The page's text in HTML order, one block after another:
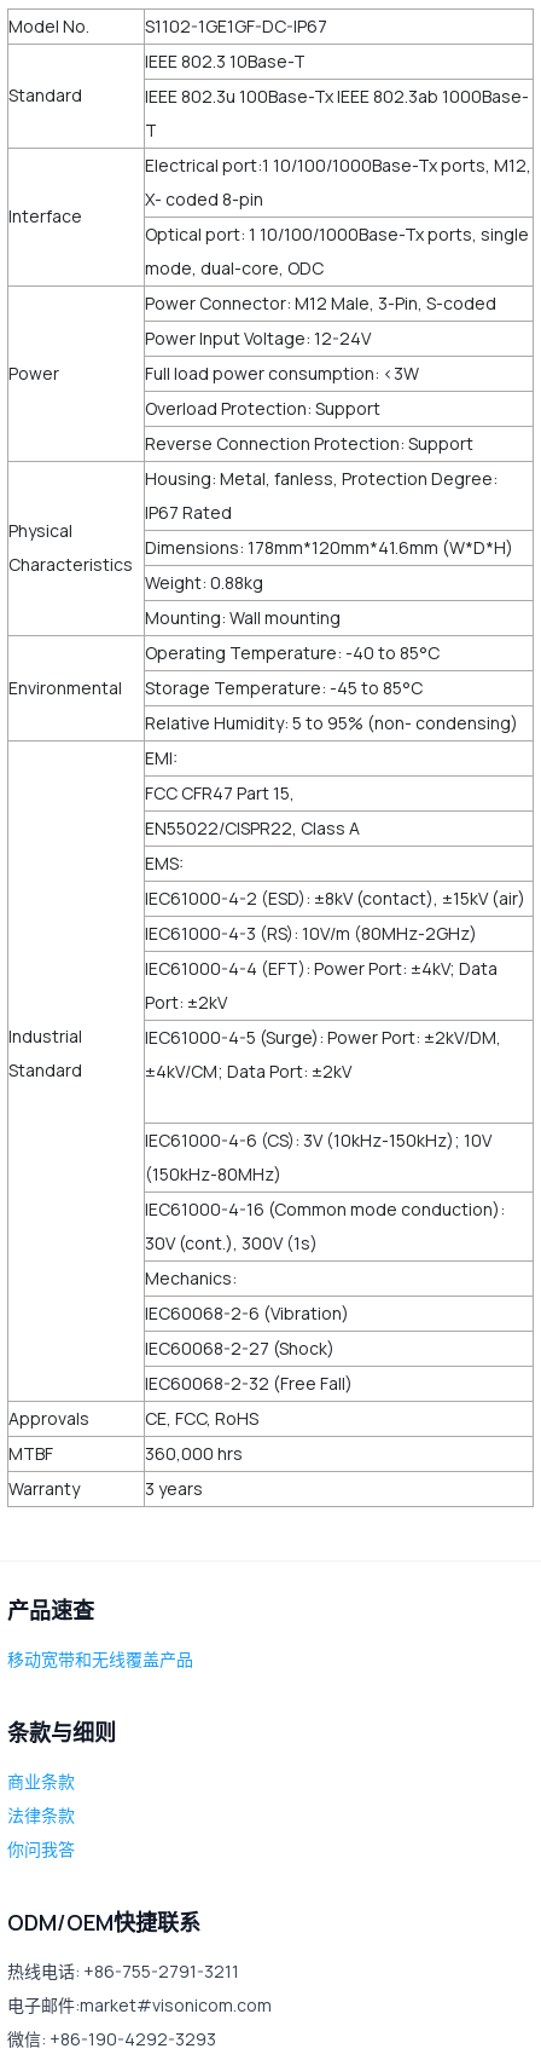
Model No. S1102-1GE1GF-DC-IP67
Standard
IEEE 802.3 10Base-T
IEEE 802.3u 100Base-Tx IEEE 802.3ab 1000Base-
T
Interface
Electrical port:1 10/100/1000Base-Tx ports, M12,
X- coded 8-pin
Optical port: 1 10/100/1000Base-Tx ports, single
mode, dual-core, ODC
Power
Power Connector: M12 Male, 3-Pin, S-coded
Power Input Voltage: 12-24V
Full load power consumption: <3W
Overload Protection: Support
Reverse Connection Protection: Support
Physical
Characteristics
Housing: Metal, fanless, Protection Degree:
IP67 Rated
Dimensions: 178mm*120mm*41.6mm (W*D*H)
Weight: 0.88kg
Mounting: Wall mounting
Environmental
Operating Temperature: -40 to 85°C
Storage Temperature: -45 to 85°C
Relative Humidity: 5 to 95% (non- condensing)
Industrial
Standard
EMI:
FCC CFR47 Part 15,
EN55022/CISPR22, Class A
EMS:
IEC61000-4-2 (ESD): ±8kV (contact), ±15kV (air)
IEC61000-4-3 (RS): 10V/m (80MHz-2GHz)
IEC61000-4-4 (EFT): Power Port: ±4kV; Data
Port: ±2kV
IEC61000-4-5 (Surge): Power Port: ±2kV/DM,
±4kV/CM; Data Port: ±2kV
IEC61000-4-6 (CS): 3V (10kHz-150kHz); 10V
(150kHz-80MHz)
IEC61000-4-16 (Common mode conduction):
30V (cont.), 300V (1s)
Mechanics:
IEC60068-2-6 (Vibration)
IEC60068-2-27 (Shock)
IEC60068-2-32 (Free Fall)
Approvals
CE, FCC, RoHS
MTBF
360,000 hrs
Warranty
3 years
产品速查
移动宽带和无线覆盖产品
条款与细则
商业条款
法律条款
你问我答
ODM/OEM快捷联系
热线电话: +86-755-2791-3211
电子邮件:market#visonicom.com
微信: +86-190-4292-3293